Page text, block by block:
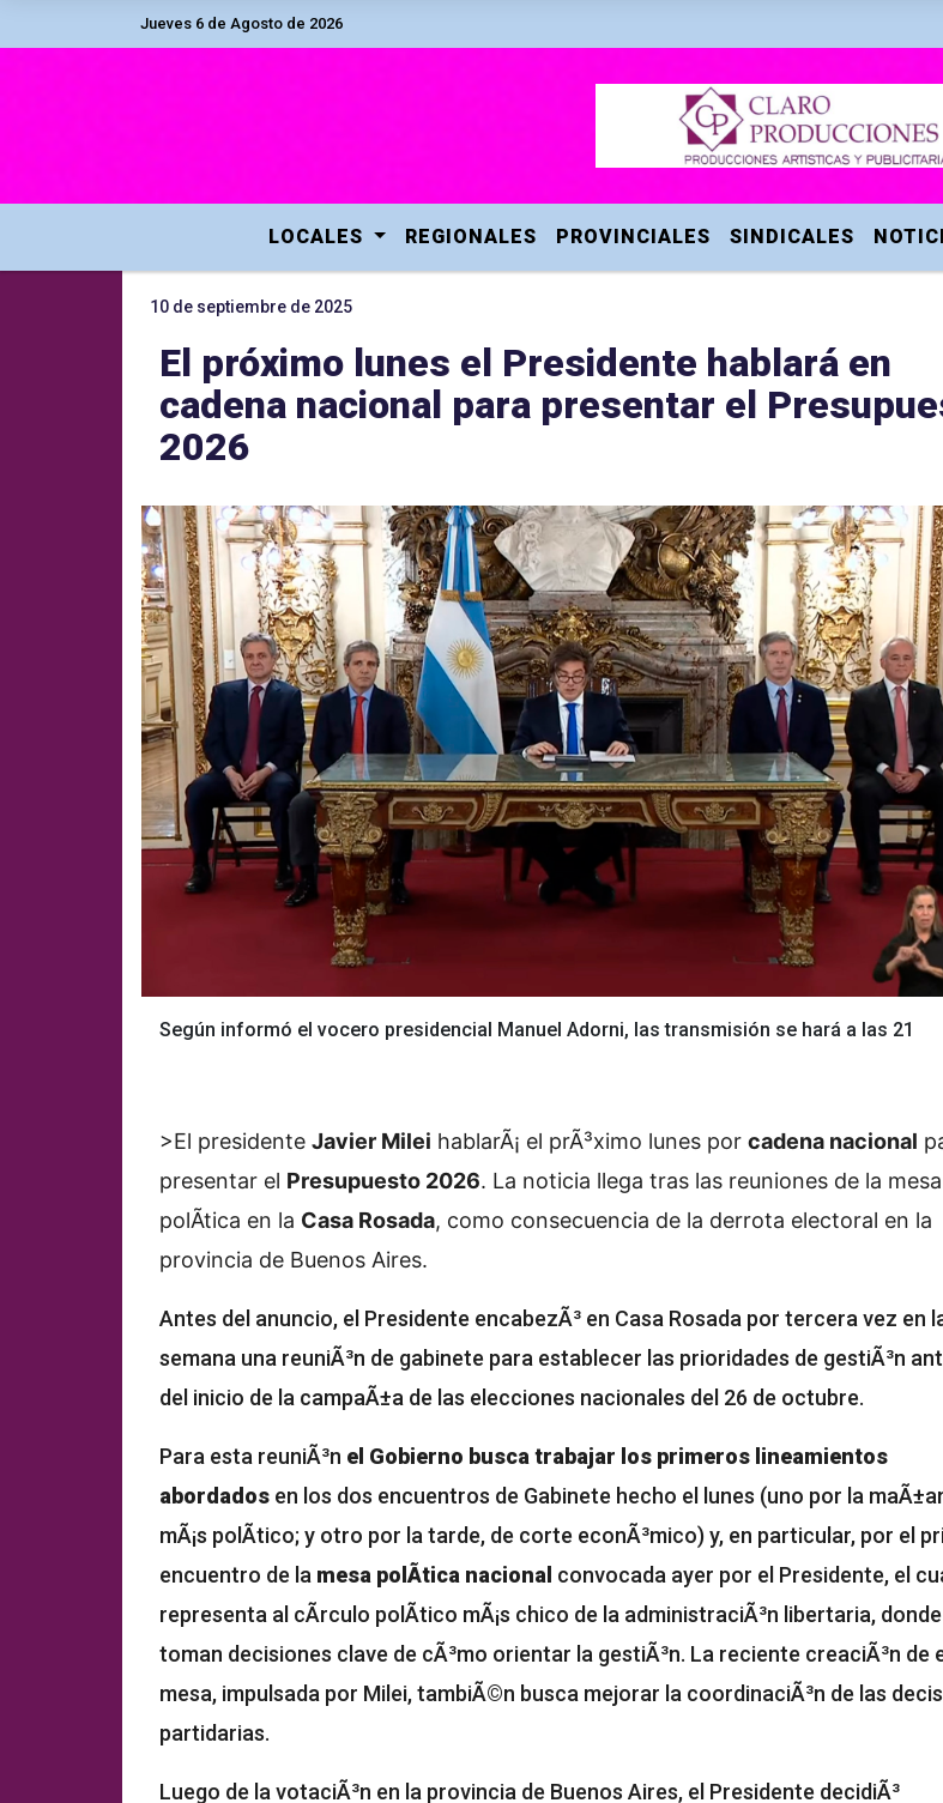
Jueves 6 de Agosto de 2026
LOCALES REGIONALES PROVINCIALES SINDICALES
10 de septiembre de 2025
El próximo lunes el Presidente hablará en
cadena nacional para presentar el
2026
Según informó el vocero presidencial Manuel Adorni, las transmisión se hará a las 21
>El presidente Javier Milei hablarÃ¡ el prÃ³ximo lunes por cadena nacional
presentar el Presupuesto 2026. La noticia llega tras las reuniones de la mesa
polÃ­tica en la Casa Rosada, como consecuencia de la derrota electoral en la
provincia de Buenos Aires.
Antes del anuncio, el Presidente encabezÃ³ en Casa Rosada por tercera vez en
semana una reuniÃ³n de gabinete para establecer las prioridades de gestiÃ³n
del inicio de la campaÃ±a de las elecciones nacionales del 26 de octubre.
Para esta reuniÃ³n el Gobierno busca trabajar los primeros lineamientos
abordados en los dos encuentros de Gabinete hecho el lunes (uno por la
mÃ¡s polÃ­tico; y otro por la tarde, de corte econÃ³mico) y, en particular, por el
encuentro de la mesa polÃ­tica nacional convocada ayer por el Presidente, el
representa al cÃ­rculo polÃ­tico mÃ¡s chico de la administraciÃ³n libertaria,
toman decisiones clave de cÃ³mo orientar la gestiÃ³n. La reciente creaciÃ³n de
mesa, impulsada por Milei, tambiÃ©n busca mejorar la coordinaciÃ³n de las
partidarias.
Luego de la votaciÃ³n en la provincia de Buenos Aires, el Presidente decidiÃ³